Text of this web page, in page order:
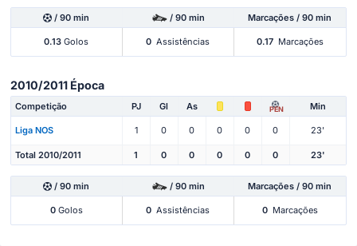
/ 90 min / 90 min Marcações / 90 min
0.13 Golos 0 Assistências 0.17 Marcações
2010/2011 Época
Competição PJ Gl As PEN Min
Liga NOS 1 0 0 0 0 0 23'
Total 2010/2011 1 0 0 0 0 0 23'
/ 90 min / 90 min Marcações / 90 min
0Golos 0 Assistências 0 Marcações